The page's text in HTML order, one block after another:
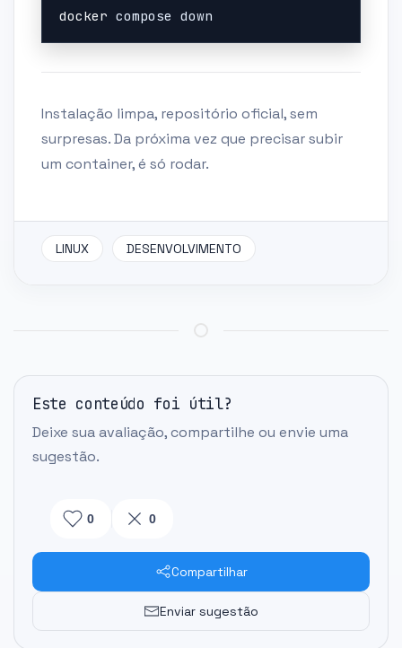
docker compose down
Instalação limpa, repositório oficial, sem
surpresas. Da próxima vez que precisar subir
um container, é só rodar.
LINUX DESENVOLVIMENTO
Este conteúdo foi útil?
Deixe sua avaliação, compartilhe ou envie uma
sugestão.
0 0
Compartilhar
Enviar sugestão